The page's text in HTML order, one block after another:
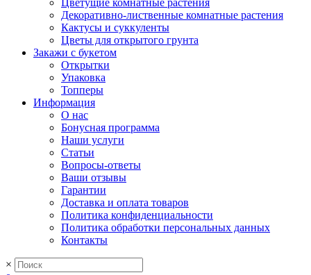
Цветущие комнатные растения
Декоративно-лиственные комнатные растения
Кактусы и суккуленты
Цветы для открытого грунта
Закажи с букетом
Открытки
Упаковка
Топперы
Информация
О нас
Бонусная программа
Наши услуги
Статьи
Вопросы-ответы
Ваши отзывы
Гарантии
Доставка и оплата товаров
Политика конфиденциальности
Политика обработки персональных данных
Контакты
×